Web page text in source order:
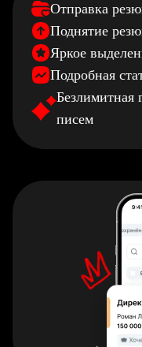
Отправка
Поднятие
Яркое
Подробная
Безлимитная
писем